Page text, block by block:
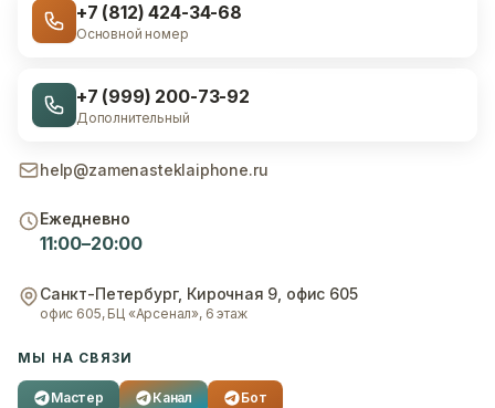
+7 (812) 424-34-68
Основной номер
+7 (999) 200-73-92
Дополнительный
help@zamenasteklaiphone.ru
Ежедневно
11:00–20:00
Санкт-Петербург, Кирочная 9, офис 605
офис 605, БЦ «Арсенал», 6 этаж
МЫ НА СВЯЗИ
Мастер Канал Бот